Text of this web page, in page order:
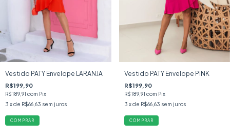
Vestido PATY Envelope LARANJA
R$199,90
R$189,91 com Pix
3 x de R$66,63 sem juros
COMPRAR
Vestido PATY Envelope PINK
R$199,90
R$189,91 com Pix
3 x de R$66,63 sem juros
COMPRAR